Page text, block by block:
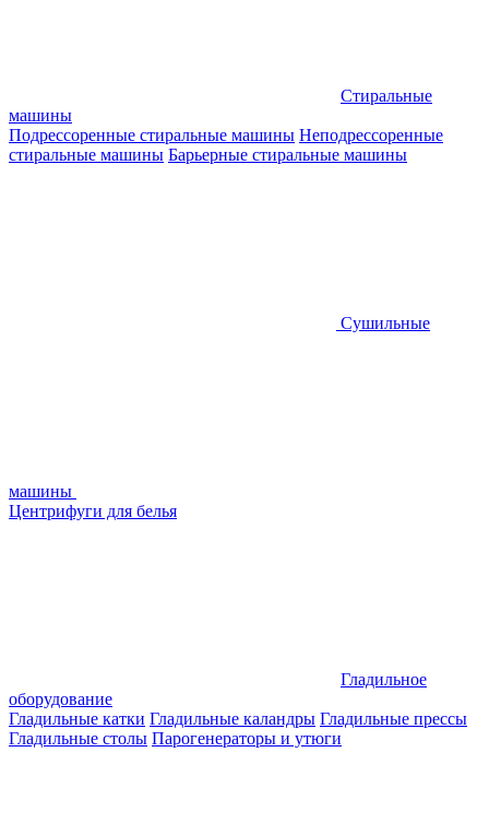
Стиральные
машины
Подрессоренные стиральные машины Неподрессоренные
стиральные машины Барьерные стиральные машины
Сушильные
машины
Центрифуги для белья
Гладильное
оборудование
Гладильные катки Гладильные каландры Гладильные прессы
Гладильные столы Парогенераторы и утюги